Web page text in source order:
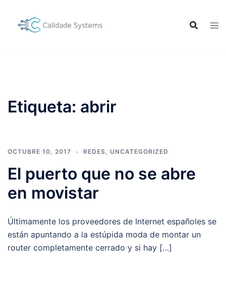
contenido
Etiqueta: abrir
OCTUBRE 10, 2017 REDES, UNCATEGORIZED
El puerto que no se abre
en movistar
Últimamente los proveedores de Internet españoles se
están apuntando a la estúpida moda de montar un
router completamente cerrado y si hay […]